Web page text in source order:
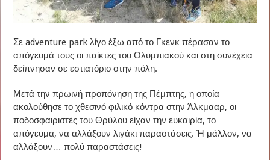
Σε adventure park λίγο έξω από το Γκενκ πέρασαν το
απόγευμά τους οι παίκτες του Ολυμπιακού και στη συνέχεια
δείπνησαν σε εστιατόριο στην πόλη.
Μετά την πρωινή προπόνηση της Πέμπτης, η οποία
ακολούθησε το χθεσινό φιλικό κόντρα στην Άλκμααρ, οι
ποδοσφαιριστές του Θρύλου είχαν την ευκαιρία, το
απόγευμα, να αλλάξουν λιγάκι παραστάσεις. Ή μάλλον, να
αλλάξουν… πολύ παραστάσεις!